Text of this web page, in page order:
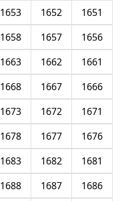
1651
1652
1653
1656
1657
1658
1661
1662
1663
1666
1667
1668
1671
1672
1673
1676
1677
1678
1681
1682
1683
1686
1687
1688